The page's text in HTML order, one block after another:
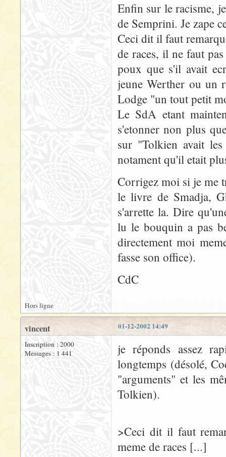
Enfin sur le racisme,
de Semprini. Je zape
Ceci dit il faut
de races, il ne faut
poux que s'il avait
jeune Werther ou un
Lodge "un tout petit
Le SdA etant
s'etonner non plus
sur "Tolkien avait
notament qu'il etait
Corrigez moi si je me
le livre de Smadja,
s'arrette la. Dire
lu le bouquin a pas
directement moi
fasse son office).
CdC
Hors ligne
01-12-2002 14:49
vincent
Inscription : 2000
Messages : 1 441
je réponds assez
longtemps (désolé,
"arguments" et les
Tolkien).
>Ceci dit il faut
meme de races [...]